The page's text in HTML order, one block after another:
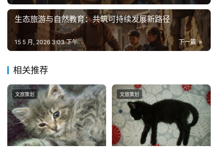
生态旅游与自然教育：共筑可持续发展新路径
下一篇
15 5 月, 2026 3:03 下午
相关推荐
文旅策划 文旅策划